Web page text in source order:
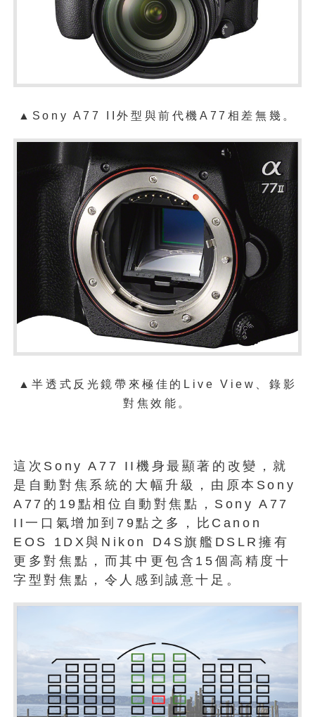
▲Sony A77 II外型與前代機A77相差無幾。
▲半透式反光鏡帶來極佳的Live View、錄影
對焦效能。
這次Sony A77 II機身最顯著的改變，就
是自動對焦系統的大幅升級，由原本Sony
A77的19點相位自動對焦點，Sony A77
II一口氣增加到79點之多，比Canon
EOS 1DX與Nikon D4S旗艦DSLR擁有
更多對焦點，而其中更包含15個高精度十
字型對焦點，令人感到誠意十足。